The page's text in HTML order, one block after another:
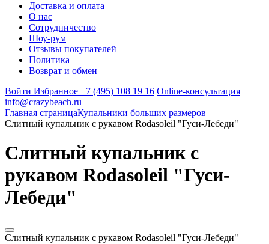
Доставка и оплата
О нас
Сотрудничество
Шоу-рум
Отзывы покупателей
Политика
Возврат и обмен
Войти Избранное +7 (495) 108 19 16 Online-консультация
info@crazybeach.ru
Главная страницаКупальники больших размеров
Слитный купальник с рукавом Rodasoleil "Гуси-Лебеди"
Слитный купальник с
рукавом Rodasoleil "Гуси-
Лебеди"
Слитный купальник с рукавом Rodasoleil "Гуси-Лебеди"